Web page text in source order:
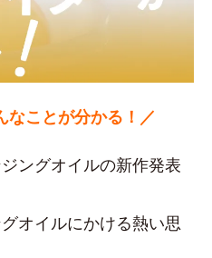
なことが分かる！／
ングオイルの新作発表
オイルにかける熱い思